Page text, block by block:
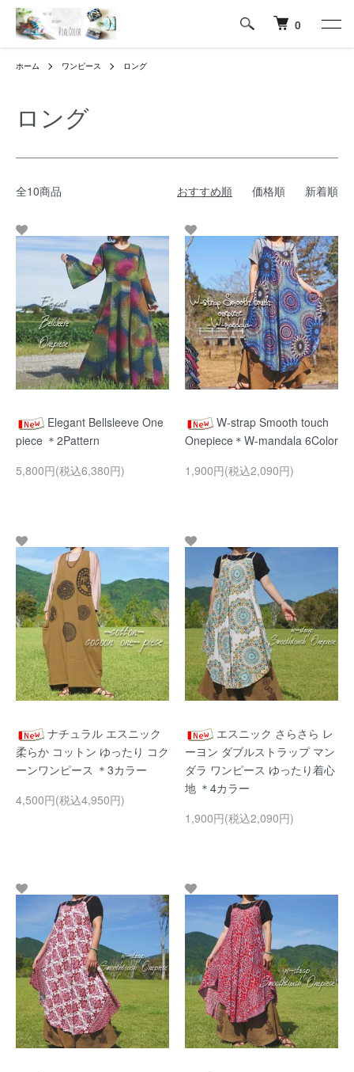
0
ホーム ワンピース ロング
ロング
全10商品 おすすめ順 価格順 新着順
Elegant Bellsleeve One
piece ＊2Pattern
5,800円(税込6,380円)
W-strap Smooth touch
Onepiece＊W-mandala 6Color
1,900円(税込2,090円)
ナチュラル エスニック
柔らか コットン ゆったり コク
ーンワンピース ＊3カラー
4,500円(税込4,950円)
エスニック さらさら レ
ーヨン ダブルストラップ マン
ダラ ワンピース ゆったり着心
地 ＊4カラー
1,900円(税込2,090円)